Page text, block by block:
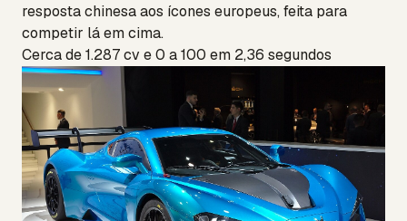
resposta chinesa aos ícones europeus, feita para
competir lá em cima.
Cerca de 1.287 cv e 0 a 100 em 2,36 segundos